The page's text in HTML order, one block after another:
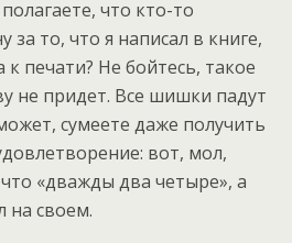
что кто-то
за то, что я написал в книге,
печати? Не бойтесь, такое
не придет. Все шишки падут
сумеете даже получить
вот, мол,
«дважды два четыре», а
на своем.